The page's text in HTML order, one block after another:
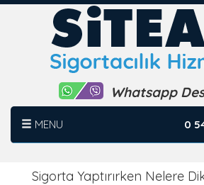
Whatsapp
MENU 0
Sigorta Yaptırırken Nelere